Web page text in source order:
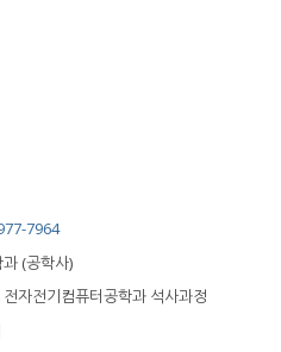
7964
(공학사)
자전기컴퓨터공학과 석사과정